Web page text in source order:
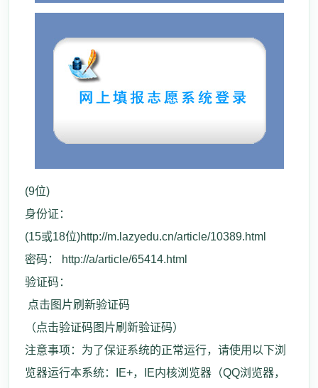
(9位)
身份证：
(15或18位)http://m.lazyedu.cn/article/10389.html
密码： http://a/article/65414.html
验证码：
点击图片刷新验证码
（点击验证码图片刷新验证码）
注意事项：为了保证系统的正常运行，请使用以下浏
览器运行本系统：IE+，IE内核浏览器（QQ浏览器，